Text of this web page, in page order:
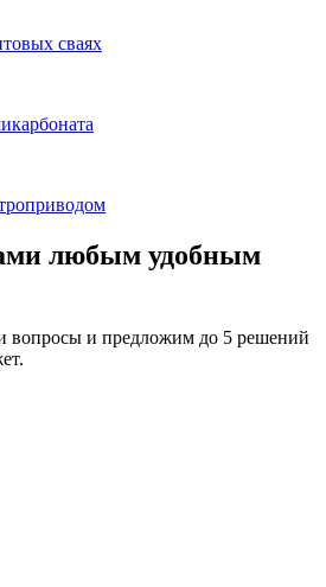
сваях
любым удобным
вопросы и предложим до 5 решений